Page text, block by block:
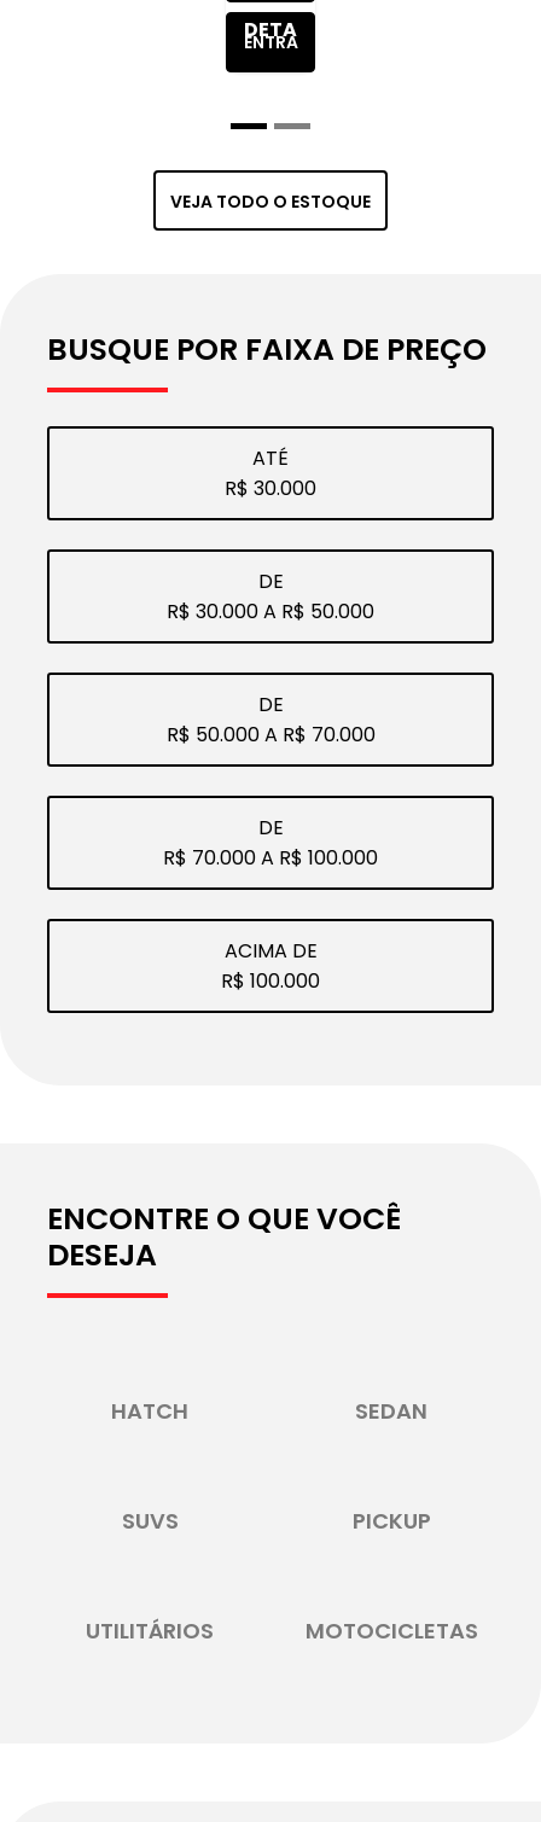
DETA
VEÍC
ENTRA
VEJA TODO O ESTOQUE
BUSQUE POR FAIXA DE PREÇO
ATÉ
R$ 30.000
DE
R$ 30.000 A R$ 50.000
DE
R$ 50.000 A R$ 70.000
DE
R$ 70.000 A R$ 100.000
ACIMA DE
R$ 100.000
ENCONTRE O QUE VOCÊ
DESEJA
HATCH SEDAN
SUVS PICKUP
UTILITÁRIOS MOTOCICLETAS